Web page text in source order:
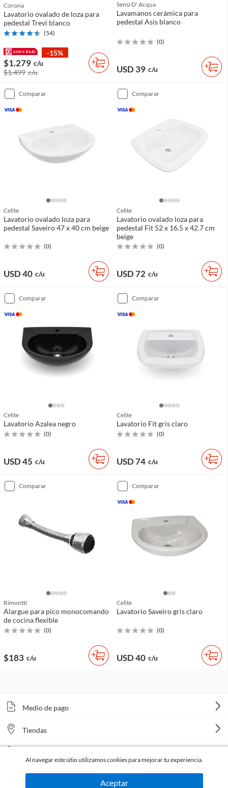
Corona
Lavatorio ovalado de loza para
pedestal Trevi blanco
(54)
-15%
$1.279 c/u
$1.499 c/u
Sensi D' Acqua
Lavamanos cerámica para
pedestal Asis blanco
(0)
USD 39 c/u
comparar
Celite
Lavatorio ovalado loza para
pedestal Saveiro 47 x 40 cm beige
(0)
USD 40 c/u
comparar
Celite
Lavatorio ovalado loza para
pedestal Fit 52 x 16.5 x 42.7 cm
beige
(0)
USD 72 c/u
comparar
Celite
Lavatorio Azalea negro
(0)
USD 45 c/u
comparar
Celite
Lavatorio Fit gris claro
(0)
USD 74 c/u
comparar
Rimontti
Alargue para pico monocomando
de cocina flexible
(0)
$183 c/u
comparar
Celite
Lavatorio Saveiro gris claro
(0)
USD 40 c/u
Medio de pago
Tiendas
Al navegar este sitio utilizamos cookies para mejorar tu experiencia.
Aceptar